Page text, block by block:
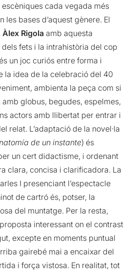
cada vegada més
les bases d’aquest gènere. El
Àlex Rigola amb aquesta
fets i la intrahistòria del cop
un joc curiós entre forma i
la idea de la celebració del 40
ambienta la peça com si
globus, begudes, espelmes,
actors amb llibertat per entrar i
relat. L’adaptació de la novel·la
de un instante) és
un cert didactisme, i ordenant
clara, concisa i clarificadora. La
I presenciant l’espectacle
de cartró és, potser, la
del muntatge. Per la resta,
interessant on el contrast
excepte en moments puntual
gairebé mai a encaixar del
i força vistosa. En realitat, tot